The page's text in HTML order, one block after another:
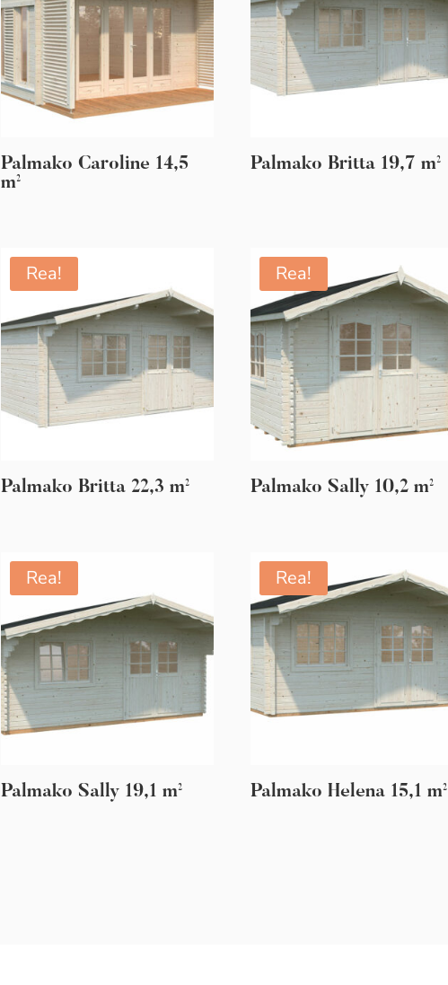
Palmako Caroline 14,5
m²
Palmako Britta 19,7 m²
Rea!
Palmako Britta 22,3 m²
Rea!
Palmako Sally 10,2 m²
Rea!
Palmako Sally 19,1 m²
Rea!
Palmako Helena 15,1 m²